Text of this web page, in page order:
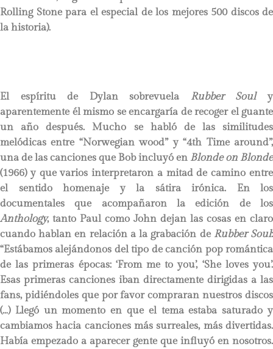
Rolling Stone para el especial de los mejores 500 discos de
la historia).
El espíritu de Dylan sobrevuela Rubber Souly
aparentemente él mismo se encargaría de recoger el guante
un año después. Mucho se habló de las similitudes
melódicas entre “Norwegian wood” y “4th Time around”,
una de las canciones que Bob incluyó en Blonde on Blonde
(1966) y que varios interpretaron a mitad de camino entre
el sentido homenaje y la sátira irónica. En los
documentales que acompañaron la edición de los
Anthology, tanto Paul como John dejan las cosas en claro
cuando hablan en relación a la grabación de Rubber Soul:
“Estábamos alejándonos del tipo de canción pop romántica
de las primeras épocas: ‘From me to you’, ‘She loves you’.
Esas primeras canciones iban directamente dirigidas a las
fans, pidiéndoles que por favor compraran nuestros discos
(…) Llegó un momento en que el tema estaba saturado y
cambiamos hacia canciones más surreales, más divertidas.
Había empezado a aparecer gente que influyó en nosotros.